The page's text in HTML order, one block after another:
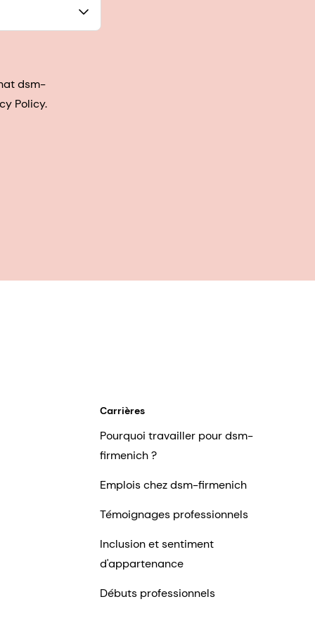
dsm-
Policy.
Carrières
Pourquoi travailler pour dsm-
firmenich ?
Emplois chez dsm-firmenich
Témoignages professionnels
Inclusion et sentiment
d'appartenance
Débuts professionnels